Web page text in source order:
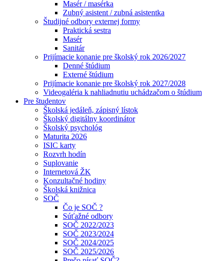
Masér / masérka
Zubný asistent / zubná asistentka
Študijné odbory externej formy
Praktická sestra
Masér
Sanitár
Prijímacie konanie pre školský rok 2026/2027
Denné štúdium
Externé štúdium
Prijímacie konanie pre školský rok 2027/2028
Videogaléria k nahliadnutiu uchádzačom o štúdium
Pre študentov
Školská jedáleň, zápisný lístok
Školský digitálny koordinátor
Školský psychológ
Maturita 2026
ISIC karty
Rozvrh hodín
Suplovanie
Internetová ŽK
Konzultačné hodiny
Školská knižnica
SOČ
Čo je SOČ ?
Súťažné odbory
SOČ 2022/2023
SOČ 2023/2024
SOČ 2024/2025
SOČ 2025/2026